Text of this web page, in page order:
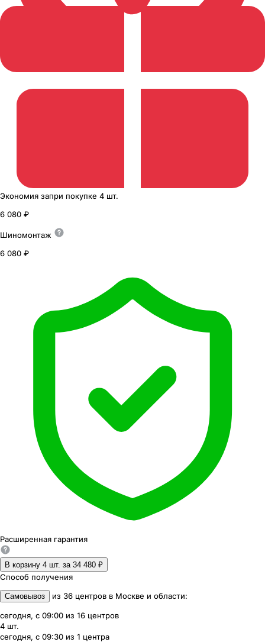
Экономия запри покупке 4 шт.
6 080 ₽
Шиномонтаж
6 080 ₽
Расширенная гарантия
В корзину 4 шт. за 34 480 ₽
Способ получения
Самовывоз из 36 центров в Москве и области:
сегодня, с 09:00 из 16 центров
4 шт.
сегодня, с 09:30 из 1 центра